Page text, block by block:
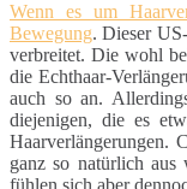
Wenn es um
Bewegung. Dieser
verbreitet. Die wohl
die Echthaar-
auch so an.
diejenigen, die es
Haarverlängerungen.
ganz so natürlich aus
fühlen sich aber